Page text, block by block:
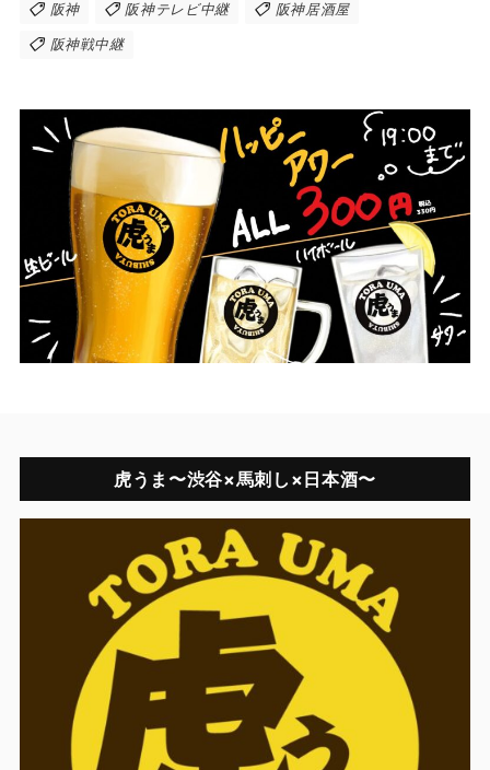
阪神 阪神テレビ中継 阪神居酒屋
阪神戦中継
虎うま〜渋谷×馬刺し×日本酒〜